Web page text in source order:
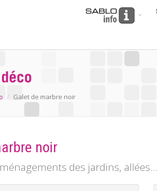
Galet de marbre noir
noir
des jardins, allées...